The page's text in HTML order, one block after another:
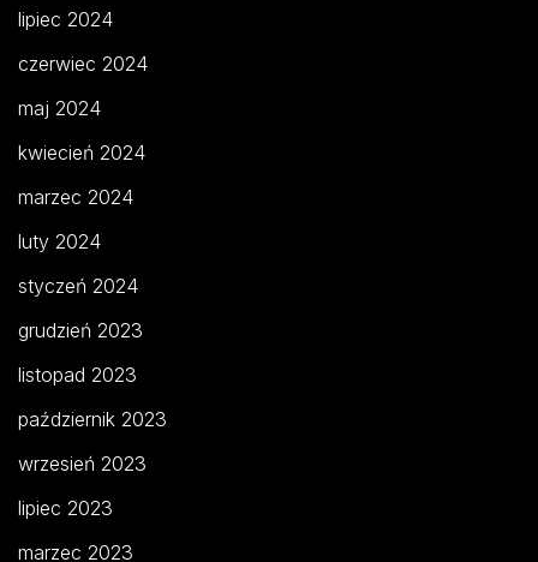
lipiec 2024
czerwiec 2024
maj 2024
kwiecień 2024
marzec 2024
luty 2024
styczeń 2024
grudzień 2023
listopad 2023
październik 2023
wrzesień 2023
lipiec 2023
marzec 2023